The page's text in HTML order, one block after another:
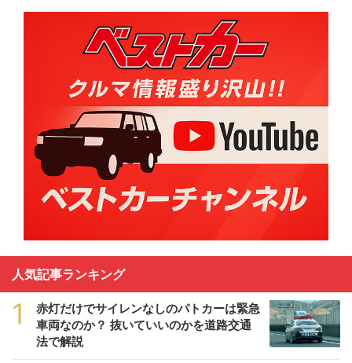
人気記事ランキング
1
赤灯だけでサイレンなしのパトカーは緊急
車両なのか？ 抜いていいのかを道路交通
法で解説